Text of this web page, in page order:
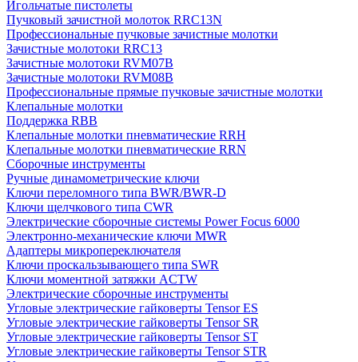
Игольчатые пистолеты
Пучковый зачистной молоток RRC13N
Профессиональные пучковые зачистные молотки
Зачистные молотоки RRC13
Зачистные молотоки RVM07B
Зачистные молотоки RVM08B
Профессиональные прямые пучковые зачистные молотки
Клепальные молотки
Поддержка RBB
Клепальные молотки пневматические RRH
Клепальные молотки пневматические RRN
Сборочные инструменты
Ручные динамометрические ключи
Ключи переломного типа BWR/BWR-D
Ключи щелчкового типа CWR
Электрические сборочные системы Power Focus 6000
Электронно-механические ключи MWR
Адаптеры микропереключателя
Ключи проскальзывающего типа SWR
Ключи моментной затяжки ACTW
Электрические сборочные инструменты
Угловые электрические гайковерты Tensor ES
Угловые электрические гайковерты Tensor SR
Угловые электрические гайковерты Tensor ST
Угловые электрические гайковерты Tensor STR